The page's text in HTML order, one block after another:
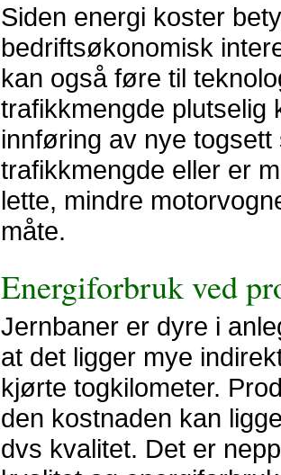
Siden energi koster
bedriftsøkonomisk
kan også føre til
trafikkmengde plutselig
innføring av nye
trafikkmengde eller er
lette, mindre
måte.
Energiforbruk ved
Jernbaner er dyre i
at det ligger mye
kjørte togkilometer.
den kostnaden kan
dvs kvalitet. Det er